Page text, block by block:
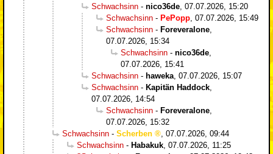
Schwachsinn - nico36de 07.07.2026, 15:20
Schwachsinn - PePopp 07.07.2026, 15:49
Schwachsinn - Foreveralone
07.07.2026, 15:34
Schwachsinn - nico36de
07.07.2026, 15:41
Schwachsinn - haweka 07.07.2026, 15:07
Schwachsinn - Kapitän Haddock
07.07.2026, 14:54
Schwachsinn - Foreveralone
07.07.2026, 15:32
Schwachsinn - Scherben
07.07.2026, 09:44
Schwachsinn - Habakuk 07.07.2026, 11:25